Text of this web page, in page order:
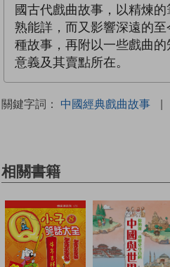
國古代戲曲故事，以精煉
熟能詳，而又影響深遠的
種故事，再附以一些戲曲
意義及其賣點所在。
關鍵字詞： 中國經典戲曲故事 |
相關書籍